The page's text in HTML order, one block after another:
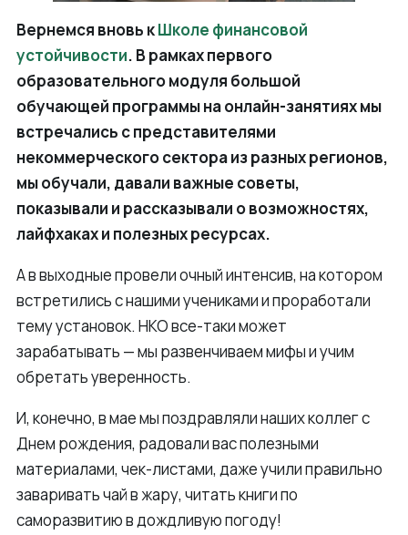
Вернемся вновь кШколе финансовой
устойчивости. В рамках первого
образовательного модуля большой
обучающей программы на онлайн-занятиях мы
встречались с представителями
некоммерческого сектора из разных регионов,
мы обучали, давали важные советы,
показывали и рассказывали о возможностях,
лайфхаках и полезных ресурсах.
А в выходные провели очный интенсив, на котором
встретились с нашими учениками и проработали
тему установок. НКО все-таки может
зарабатывать — мы развенчиваем мифы и учим
обретать уверенность.
И, конечно, в мае мы поздравляли наших коллег с
Днем рождения, радовали вас полезными
материалами, чек-листами, даже учили правильно
заваривать чай в жару, читать книги по
саморазвитию в дождливую погоду!